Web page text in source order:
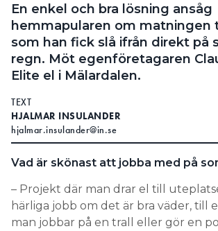
En enkel och bra lösning ansåg
hemmapularen om matningen
som han fick slå ifrån direkt på
regn. Möt egenföretagaren
Elite el i Mälardalen.
TEXT
HJALMAR INSULANDER
hjalmar.insulander@in.se
Vad är skönast att jobba med på
– Projekt där man drar el till
härliga jobb om det är bra väder, till
man jobbar på en trall eller gör en